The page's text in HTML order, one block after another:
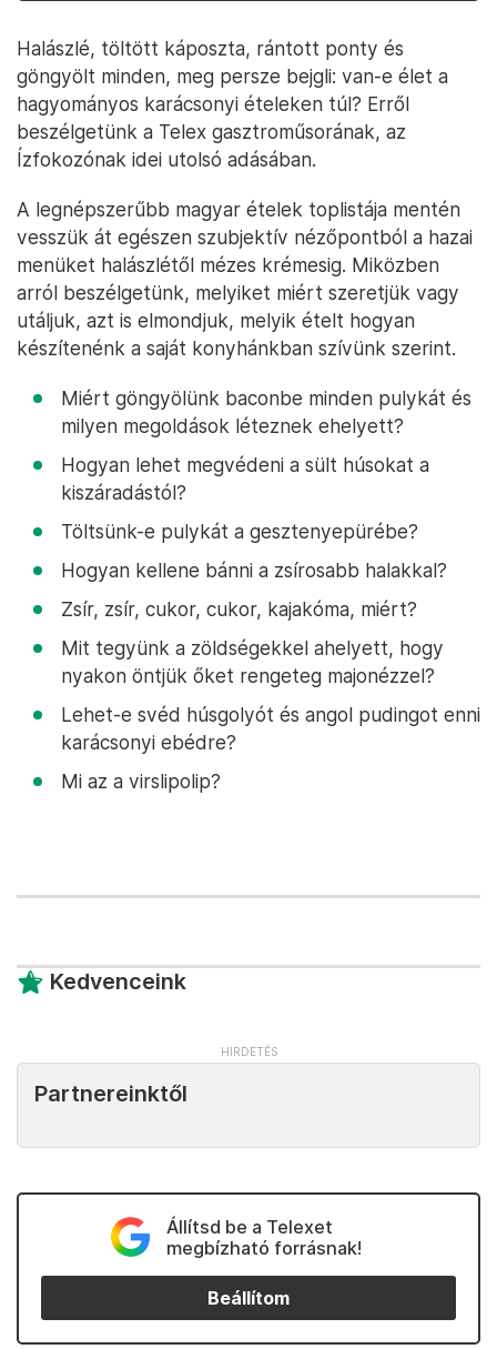
Halászlé, töltött káposzta, rántott ponty és
göngyölt minden, meg persze bejgli: van-e élet a
hagyományos karácsonyi ételeken túl? Erről
beszélgetünk a Telex gasztroműsorának, az
Ízfokozónak idei utolsó adásában.
A legnépszerűbb magyar ételek toplistája mentén
vesszük át egészen szubjektív nézőpontból a hazai
menüket halászlétől mézes krémesig. Miközben
arról beszélgetünk, melyiket miért szeretjük vagy
utáljuk, azt is elmondjuk, melyik ételt hogyan
készítenénk a saját konyhánkban szívünk szerint.
Miért göngyölünk baconbe minden pulykát és
milyen megoldások léteznek ehelyett?
Hogyan lehet megvédeni a sült húsokat a
kiszáradástól?
Töltsünk-e pulykát a gesztenyepürébe?
Hogyan kellene bánni a zsírosabb halakkal?
Zsír, zsír, cukor, cukor, kajakóma, miért?
Mit tegyünk a zöldségekkel ahelyett, hogy
nyakon öntjük őket rengeteg majonézzel?
Lehet-e svéd húsgolyót és angol pudingot enni
karácsonyi ebédre?
Mi az a virslipolip?
Kedvenceink
Partnereinktől
Állítsd be a Telexet
megbízható forrásnak!
Beállítom